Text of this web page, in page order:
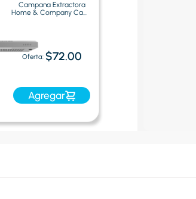
Campana Extractora
Home & Company Cam-
Oferta: $72.00
Agregar